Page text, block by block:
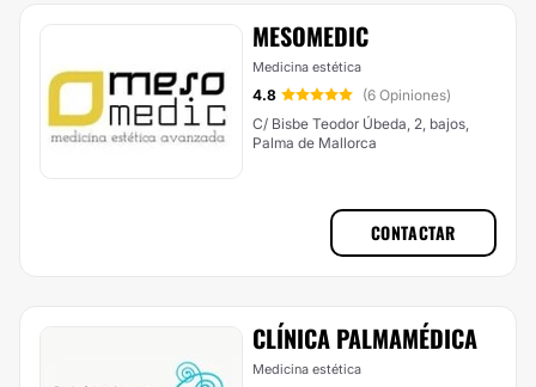
MESOMEDIC
Medicina estética
4.8
(6 Opiniones)
C/ Bisbe Teodor Úbeda, 2, bajos,
Palma de Mallorca
CONTACTAR
CLÍNICA PALMAMÉDICA
Medicina estética